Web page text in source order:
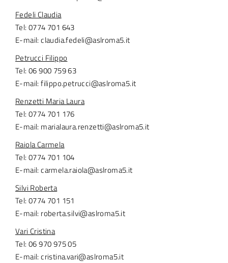
Fedeli Claudia
Tel: 0774 701 643
E-mail: claudia.fedeli@aslroma5.it
Petrucci Filippo
Tel: 06 900 759 63
E-mail: filippo.petrucci@aslroma5.it
Renzetti Maria Laura
Tel: 0774 701 176
E-mail: marialaura.renzetti@aslroma5.it
Raiola Carmela
Tel: 0774 701 104
E-mail: carmela.raiola@aslroma5.it
Silvi Roberta
Tel: 0774 701 151
E-mail: roberta.silvi@aslroma5.it
Vari Cristina
Tel: 06 970 975 05
E-mail: cristina.vari@aslroma5.it